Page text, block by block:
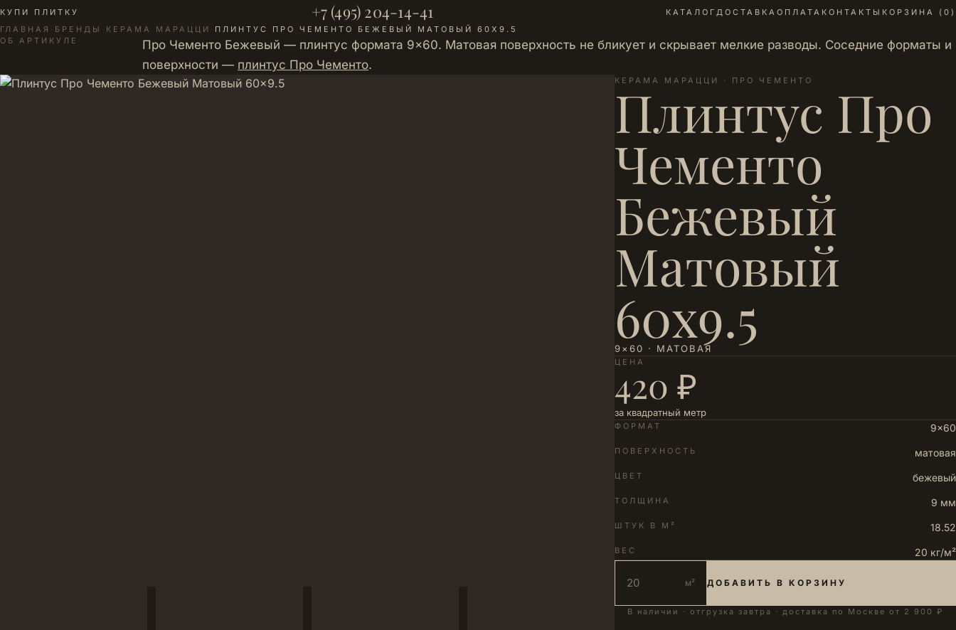
КУПИ ПЛИТКУ +7 (495) 204-14-41 КАТАЛОГ ДОСТАВКА ОПЛАТА КОНТАКТЫ КОРЗИНА ( 0 )
ГЛАВНАЯ · БРЕНДЫ · КЕРАМА МАРАЦЦИ · ПЛИНТУС ПРО ЧЕМЕНТО БЕЖЕВЫЙ МАТОВЫЙ 60X9.5
ОБ АРТИКУЛЕ
Про Чементо Бежевый — плинтус формата 9×60. Матовая поверхность не бликует и скрывает мелкие разводы. Соседние форматы и
поверхности — плинтус Про Чементо.
КЕРАМА МАРАЦЦИ · ПРО ЧЕМЕНТО
Плинтус Про
Чементо
Бежевый
Матовый
60x9.5
9×60 · МАТОВАЯ
ЦЕНА
420 ₽
за квадратный метр
ФОРМАТ 9×60
ПОВЕРХНОСТЬ матовая
ЦВЕТ бежевый
ТОЛЩИНА 9 мм
ШТУК В М² 18.52
ВЕС 20 кг/м²
м² ДОБАВИТЬ В КОРЗИНУ
В наличии · отгрузка завтра · доставка по Москве от 2 900 ₽